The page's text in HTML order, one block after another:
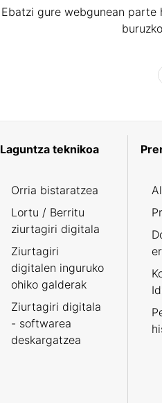
Ebatzi gure webgunean parte
Laguntza teknikoa
Orria bistaratzea
Lortu / Berritu
ziurtagiri digitala
Ziurtagiri
digitalen inguruko
ohiko galderak
Ziurtagiri digitala
- softwarea
deskargatzea